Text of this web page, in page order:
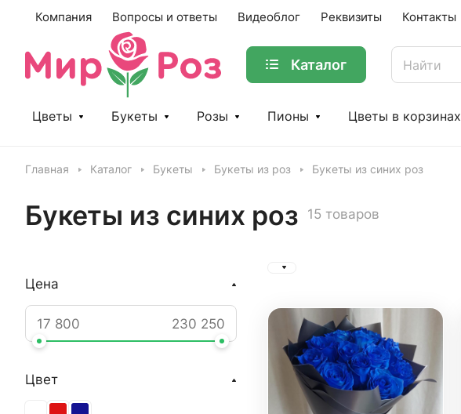
Компания Вопросы и ответы Видеоблог Реквизиты Контакты
Каталог
Цветы Букеты Розы Пионы Цветы в корзинах
Главная Каталог Букеты Букеты из роз Букеты из синих роз
Букеты из синих роз 15 товаров
Цена
Цвет